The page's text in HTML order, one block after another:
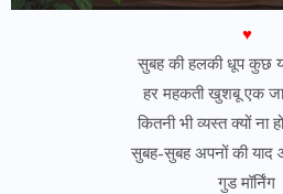
♥
सुबह की हलकी धूप कुछ
हर महकती खुशबू एक
कितनी भी व्यस्त क्यों ना
सुबह-सुबह अपनों की याद आ
गुड मॉर्निंग